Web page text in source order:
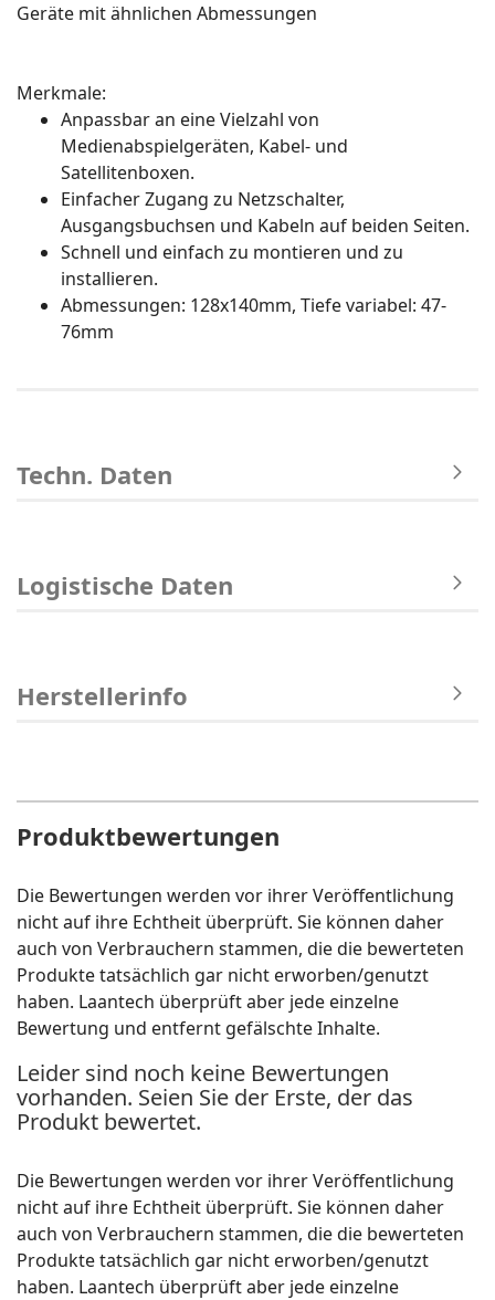
Geräte mit ähnlichen Abmessungen
Merkmale:
Anpassbar an eine Vielzahl von
Medienabspielgeräten, Kabel- und
Satellitenboxen.
Einfacher Zugang zu Netzschalter,
Ausgangsbuchsen und Kabeln auf beiden Seiten.
Schnell und einfach zu montieren und zu
installieren.
Abmessungen: 128x140mm, Tiefe variabel: 47-
76mm
Techn. Daten
Logistische Daten
Herstellerinfo
Produktbewertungen
Die Bewertungen werden vor ihrer Veröffentlichung
nicht auf ihre Echtheit überprüft. Sie können daher
auch von Verbrauchern stammen, die die bewerteten
Produkte tatsächlich gar nicht erworben/genutzt
haben. Laantech überprüft aber jede einzelne
Bewertung und entfernt gefälschte Inhalte.
Leider sind noch keine Bewertungen
vorhanden. Seien Sie der Erste, der das
Produkt bewertet.
Die Bewertungen werden vor ihrer Veröffentlichung
nicht auf ihre Echtheit überprüft. Sie können daher
auch von Verbrauchern stammen, die die bewerteten
Produkte tatsächlich gar nicht erworben/genutzt
haben. Laantech überprüft aber jede einzelne